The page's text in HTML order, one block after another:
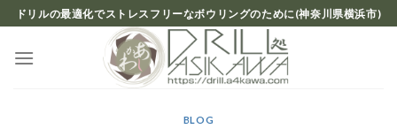
Skip
to
content
ドリルの最適化でストレスフリーなボウリングのために(神奈川県横浜市)
BLOG